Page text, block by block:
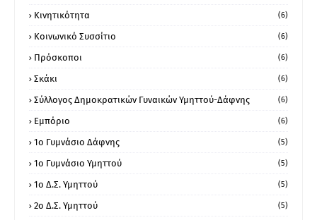
Κινητικότητα (6)
Κοινωνικό Συσσίτιο (6)
Πρόσκοποι (6)
Σκάκι (6)
Σύλλογος Δημοκρατικών Γυναικών Υμηττού-Δάφνης (6)
Εμπόριο (6)
1ο Γυμνάσιο Δάφνης (5)
1ο Γυμνάσιο Υμηττού (5)
1ο Δ.Σ. Υμηττού (5)
2ο Δ.Σ. Υμηττού (5)